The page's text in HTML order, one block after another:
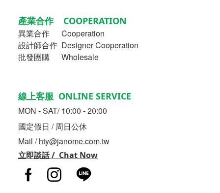
產業合作 COOPERATION
異業合作
Cooperation
設計師合作 Designer Cooperation
批發團購 Wholesale
線上客服 ONLINE SERVICE
MON - SAT/ 10:00 - 20:00
國定假日 / 周日公休
Mail / hty@janome.com.tw
立即談話 / Chat Now